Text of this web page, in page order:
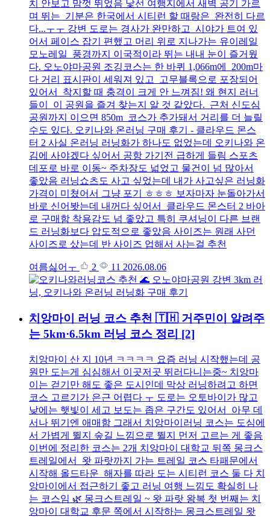
치 안보고 맘껏 뛰었음 낯선 여행지에서 새벽 공기 가르
며 뛰는 기분은 한국에서 시티런 할 때랑은 완전히 다르
다...ㅜㅜ 강변 도로는 경사가 완만하고 시야가 트여 있
어서 페이스 잡기 편했고 머리 위로 지나가는 유이레일
모노레일 풍경까지 이국적이라 뛰는 내내 눈이 즐거웠
다. 오노야마공원 조깅코스는 한 바퀴 1,066m에 200m마
다 거리 표시판이 세워져 있고 고무블록으로 포장되어
있어서 착지할 때 충격이 크게 안 느껴짐! 왜 현지 러너
들이 이 공원을 즐겨 찾는지 알 것 같았다. 근처 신도심
공원까지 이으면 850m 코스가 추가돼서 거리를 더 늘릴
수도 있다. 오키나와 온러닝 구매 후기 - 클라우드 몬스
터 2 사실 온러닝 러닝화가 하나도 없었는데 오키나와 온
김에 사야겠다 싶어서 공항 가기전 급하게 들림 스포츠
데포로 바로 이동~ 주차장도 넓었고 물건이 넘 많아서
좋았음 러닝쇼츠도 사고 싶었는데 내가 사고싶은 러닝화
가격이 미쳤어서 그냥 포기 ㅎㅎㅎ 보자마자 눈돌아가서
바로 신어봣는데 내꺼다 싶어서 클라우드 몬스터 2 바아
로 구매함 착용감도 넘 좋았고 특히 쿠셔닝이 다른 브랜
드 러닝화보다 압도적으로 좋았음 사이즈는 원래 사던
사이즈로 샀는데 반 사이즈 업해서 사는걸 추천
여름싫어ㅜ 2 11 2026.08.06
치앙마이 러닝 코스 추천 🇹🇭 거주민이 알려주
는 5km·6.5km 러닝 코스 정리 [2]
치앙마이 산 지 10년 ㅋㅋㅋㅋ 요즘 러닝 시작했는데 공
원만 도는게 심심해서 이곳저곳 뛰러다니는중~ 치앙마
이는 걷기만 해도 좋은 도시인데 막상 러닝하려고 하면
코스 고르기가 은근 어렵다 ㅜ 도로는 오토바이가 많고
낮에는 햇빛이 세고 보도는 좁은 구간도 있어서 아무 데
서나 뛰기엔 애매함 그래서 치앙마이러닝 코스는 도심에
서 가볍게 뛸지 숲길 느낌으로 뛸지 먼저 고르는 게 좋음
이번에 정리한 코스는 2개 치앙마이 대학교 뒤쪽 몽크스
트레일에서 왓 파랏까지 가는 트레일 코스 타패문에서
시작해 올드타운 해자를 따라 도는 시티런 코스 둘 다 치
앙마이에서 접근하기 좋고 러닝 여행 느낌도 확실히 나
는 코스임 🌿 몽크스트레일 ~ 왓 파랏 왕복 첫 번째는 치
앙마이 대학교 후문 쪽에서 시작하는 몽크스트레일 왓